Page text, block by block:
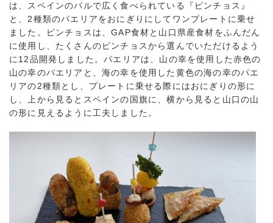
は、スペインのバルで広く食べられている『ピンチョス』
と、2種類のパエリアをおにぎりにしてワンプレートに乗せ
ました。ピンチョスは、GAP食材と山口県産食材をふんだん
に使用し、たくさんのピンチョスから選んでいただけるよう
に12品開発しました。パエリアは、山の幸を使用した赤色の
山の幸のパエリアと、海の幸を使用した黄色の海の幸のパエ
リアの2種類とし、プレートに乗せる際にはおにぎりの形に
し、上から見るとスペインの国旗に、横から見ると山口の山
の形に見えるように工夫しました。